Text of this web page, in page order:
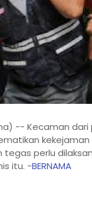
-- Kecaman
tegas perlu
itu. -BERNAMA